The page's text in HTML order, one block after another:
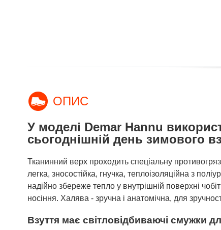
ОПИС
У моделі Demar Hannu
сьогоднішній день зимового
Тканинний верх проходить спеціальну
легка, зносостійка, гнучка, теплоізоляційна з
надійно збереже тепло у внутрішній поверхні
носіння. Халява - зручна і анатомічна, для
Взуття має світловідбиваючі смужки